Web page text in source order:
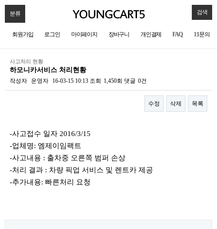
분류 검색
회원가입 로그인 마이페이지 장바구니 개인결제 FAQ 1:1문의
사고처리 현황
하모니카서비스 처리현황
작성자 운영자 16-03-15 10:13 조회 1,450회 댓글 0건
수정 삭제 목록
-사고접수 일자 2016/3/15
-업체명: 엠제이임팩트
-사고내용 : 출차중 오른쪽 범퍼 손상
-처리 결과 : 차량 픽업 서비스 및 렌트카 제공
-추가내용: 빠른처리 요청